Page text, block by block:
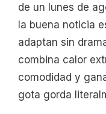
de un lunes de
la buena noticia
adaptan sin
combina calor
comodidad y
gota gorda